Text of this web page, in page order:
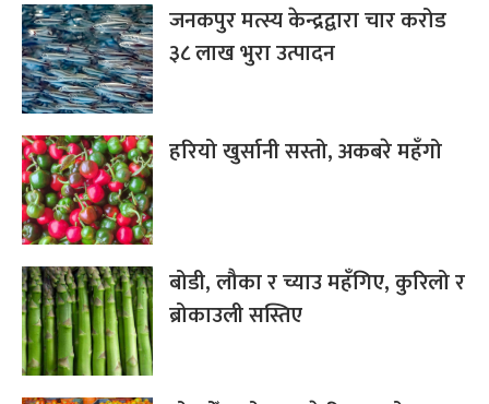
जनकपुर मत्स्य केन्द्रद्वारा चार करोड
३८ लाख भुरा उत्पादन
हरियो खुर्सानी सस्तो, अकबरे महँगो
बोडी, लौका र च्याउ महँगिए, कुरिलो र
ब्रोकाउली सस्तिए